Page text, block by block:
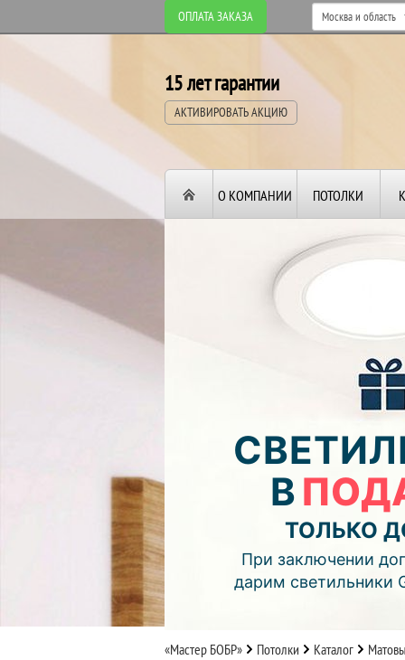
ОПЛАТА ЗАКАЗА
15 лет гарантии
АКТИВИРОВАТЬ АКЦИЮ
О КОМПАНИИ ПОТОЛКИ
ВТОРОЙ И ТРЕТИЙ
ПОТОЛОК
10 56
часов мин.
Подробнее об акции >>
Монтаж двухуровнего потолка
с фотопечатью и подсветкой
В
ТОЛЬКО
При заключении
дарим светильники
«Мастер БОБР» Потолки Каталог